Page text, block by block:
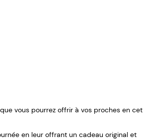
vous pourrez offrir à vos proches en cet
en leur offrant un cadeau original et